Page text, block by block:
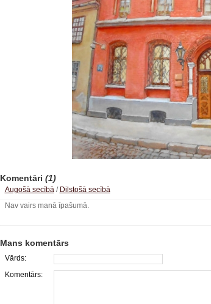
Komentāri (1)
Augošā secībā/ Dilstošā secībā
Nav vairs manā īpašumā.
Mans komentārs
Vārds:
Komentārs: